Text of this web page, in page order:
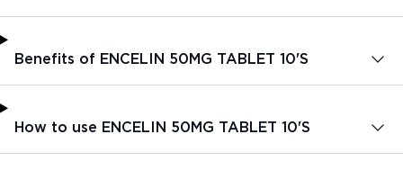
Benefits of ENCELIN 50MG TABLET 10'S
How to use ENCELIN 50MG TABLET 10'S